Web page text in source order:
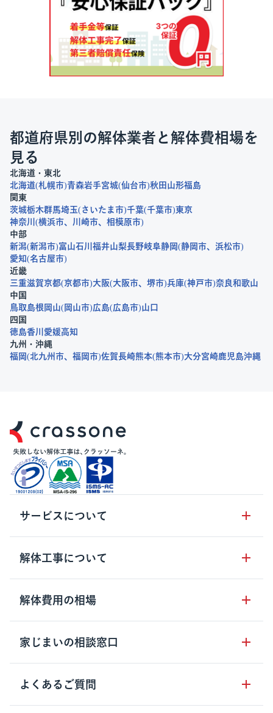
都道府県別の解体業者と解体費相場を
見る
北海道・東北
北海道 札幌市 青森岩手宮城 仙台市 秋田 山形福島
関東
茨城栃木群馬埼玉 さいたま市 千葉 千葉市 東京
神奈川
横浜市 川崎市
相模原市
中部
新潟 新潟市 富山石川 福井山梨長野岐阜静岡 静岡市
浜松市
愛知 名古屋市
近畿
三重滋賀京都 京都市 大阪 大阪市 堺市 兵庫 神戸市 奈良和歌山
中国
鳥取 島根 岡山 岡山市 広島 広島市 山口
四国
徳島香川 愛媛高知
九州・沖縄
福岡 北九州市 福岡市 佐賀長崎熊本 熊本市 大分宮崎鹿児島沖縄
サービスについて
サービスの流れ
サービスのメリット
クラッソーネの自治体連携
解体工事について
解体工事の基礎知識
解体工事に関わる法律
用語集
解体費用の相場
木造住宅の相場
鉄骨造住宅の相場
RC造住宅の相場
家じまいの相談窓口
家じまいの相談窓口
よくあるご質問